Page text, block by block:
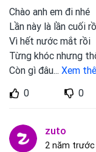
Chào anh em đi nhé
Lần này là lần cuối
Vì hết nước mắt rồi
Từng khóc nhưng
Còn gì đâu... Xem
0
0
zuto
2 năm trước